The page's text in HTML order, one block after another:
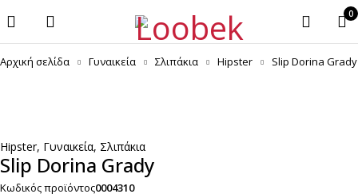
0
Αρχική σελίδα Γυναικεία Σλιπάκια Hipster Slip Dorina Grady
Hipster, Γυναικεία, Σλιπάκια
Slip Dorina Grady
Κωδικός προϊόντος0004310